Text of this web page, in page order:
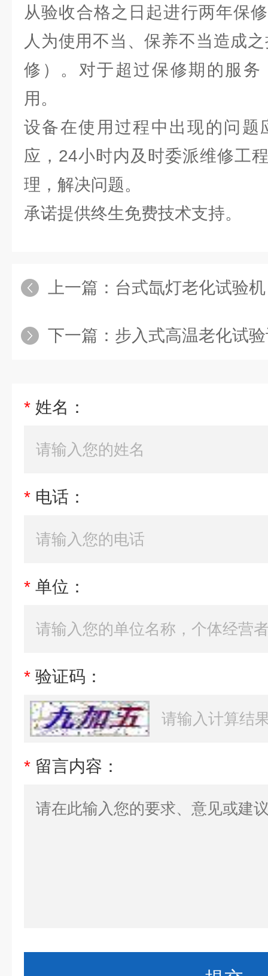
从验收合格之日起进行两年保
人为使用不当、保养不当造成
修）。对于超过保修期的服务
用。
设备在使用过程中出现的问题
应，24小时内及时委派维修工
理，解决问题。
承诺提供终生免费技术支持。
上一篇： 台式氙灯老化试验机
下一篇： 步入式高温老化试
* 姓名：
* 电话：
* 单位：
* 验证码：
* 留言内容：